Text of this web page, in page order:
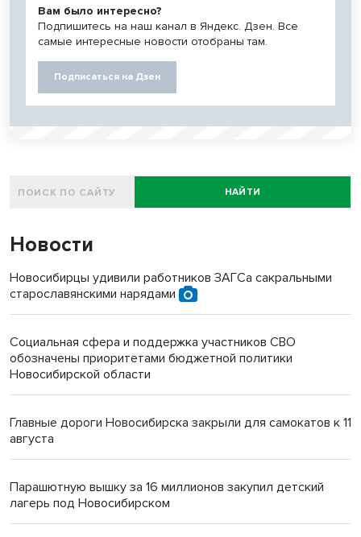
Вам было интересно?
Подпишитесь на наш канал в Яндекс. Дзен. Все
самые интересные новости отобраны там.
Подписаться на Дзен
НАЙТИ
Новости
Новосибирцы удивили работников ЗАГСа сакральными
старославянскими нарядами
Социальная сфера и поддержка участников СВО
обозначены приоритетами бюджетной политики
Новосибирской области
Главные дороги Новосибирска закрыли для самокатов к 11
августа
Парашютную вышку за 16 миллионов закупил детский
лагерь под Новосибирском